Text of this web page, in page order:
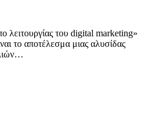
λειτουργίας του digital marketing»
το αποτέλεσμα μιας αλυσίδας